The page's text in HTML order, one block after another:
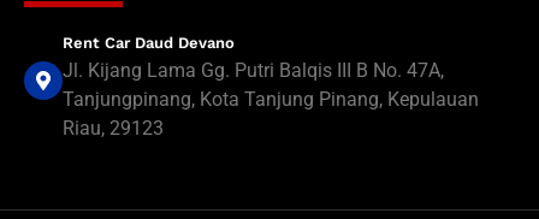
Rent Car Daud Devano
Jl. Kijang Lama Gg. Putri Balqis III B No. 47A,
Tanjungpinang, Kota Tanjung Pinang, Kepulauan
Riau, 29123